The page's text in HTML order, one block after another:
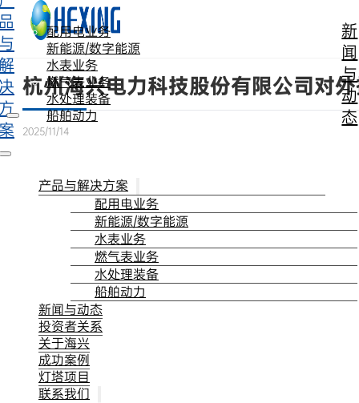
跳转到主要内容 跳转到页脚
配用电业务
新能源/数字能源
水表业务
燃气表业务
水处理装备
船舶动力
新
闻
与
动
态
产品与解决方案
配用电业务
新能源/数字能源
水表业务
燃气表业务
水处理装备
船舶动力
新闻与动态
投资者关系
关于海兴
成功案例
灯塔项目
联系我们
杭州海兴电力科技股份有限公司对
2025/11/14